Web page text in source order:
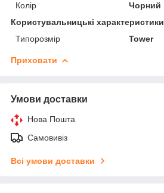
Колір
Чорний
Користувальницькі характеристики
Типорозмір
Tower
Приховати
Умови доставки
Нова Пошта
Самовивіз
Всі умови доставки